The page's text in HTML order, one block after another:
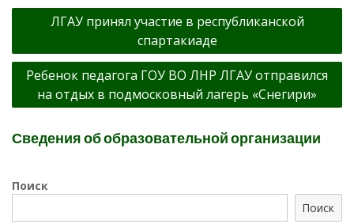
Навигация
записям
ЛГАУ принял участие в республиканской
спартакиаде
Ребенок педагога ГОУ ВО ЛНР ЛГАУ отправился
на отдых в подмосковный лагерь «Снегири»
Сведения об образовательной организации
Поиск
Поиск